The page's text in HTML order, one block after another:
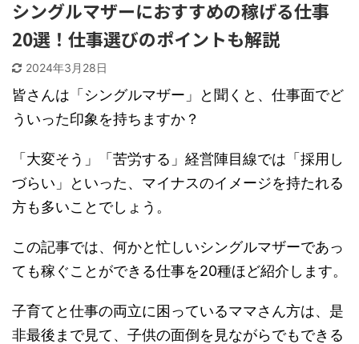
シングルマザーにおすすめの稼げる仕事
20選！仕事選びのポイントも解説
2024年3月28日
皆さんは「シングルマザー」と聞くと、仕事面でど
ういった印象を持ちますか？
「大変そう」「苦労する」経営陣目線では「採用し
づらい」といった、マイナスのイメージを持たれる
方も多いことでしょう。
この記事では、何かと忙しいシングルマザーであっ
ても稼ぐことができる仕事を20種ほど紹介します。
子育てと仕事の両立に困っているママさん方は、是
非最後まで見て、子供の面倒を見ながらでもできる